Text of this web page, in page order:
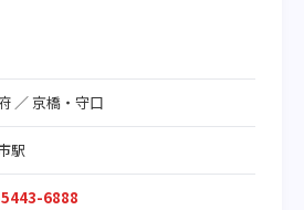
／ 京橋・守口
駅
6888